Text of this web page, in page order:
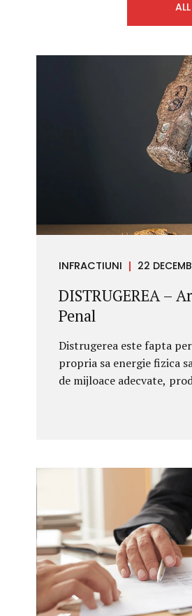
ALL
INFRACTIUNI 22
DISTRUGEREA –
Penal
Distrugerea este fapta
propria sa energie fizica
de mijloace adecvate,
Cod Penal, potrivit
degradarea sau aducerea
neintrebuintare a unui
altuia ori impiedicarea
conservare sau de
bun, precum si
se pedepsesc cu
ani sau cu amenda. (2)
inscris sub semnatura